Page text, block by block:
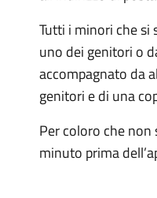
Tutti i minori che si
uno dei genitori o
accompagnato da
genitori e di una
Per coloro che
minuto prima